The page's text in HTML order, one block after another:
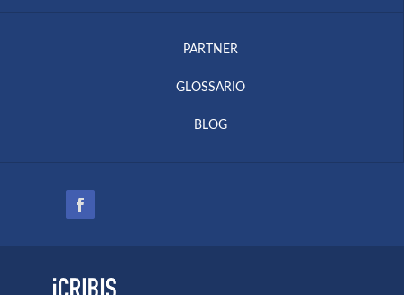
PARTNER
GLOSSARIO
BLOG